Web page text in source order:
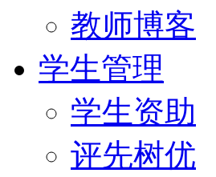
教师博客
学生管理
学生资助
评先树优